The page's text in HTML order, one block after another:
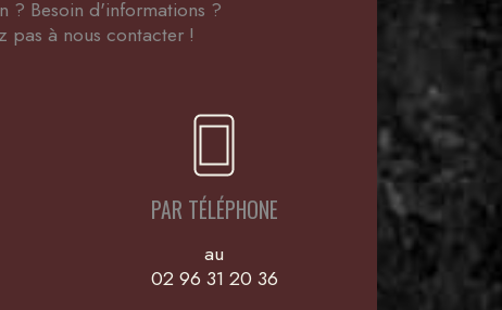
? Besoin d'informations ?
pas à nous contacter !
PAR TÉLÉPHONE
au
02 96 31 20 36